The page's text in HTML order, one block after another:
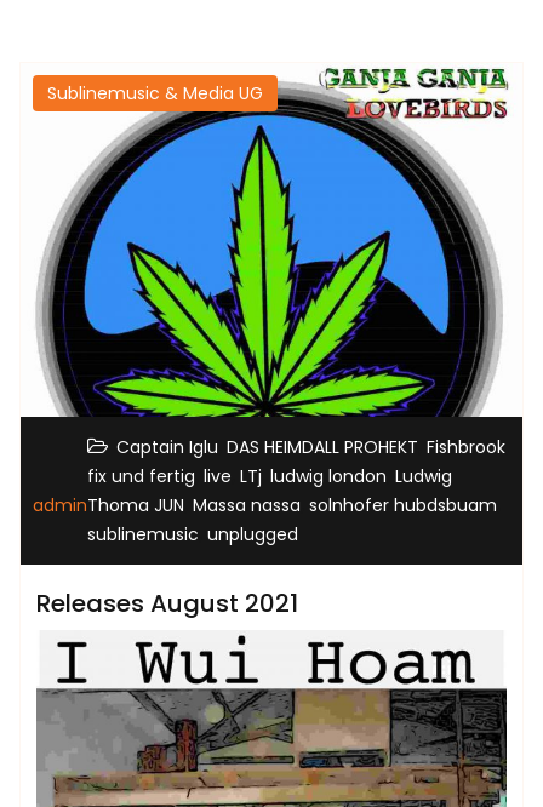
Sublinemusic & Media UG
admin
Captain Iglu DAS HEIMDALL PROHEKT Fishbrook
fix und fertig live LTj ludwig london Ludwig
Thoma JUN Massa nassa solnhofer hubdsbuam
sublinemusic unplugged
Releases August 2021